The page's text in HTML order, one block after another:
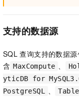
支持的数据源
SQL 查询支持的数据源
含 MaxCompute 、
yticDB for
PostgreSQL
、